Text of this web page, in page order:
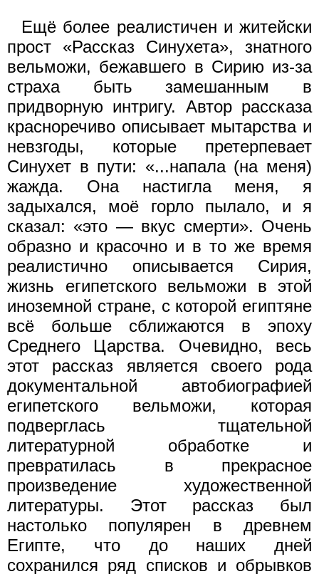
Ещё более реалистичен и житейски
прост «Рассказ Синухета», знатного
вельможи, бежавшего в Сирию из-за
страха быть замешанным в
придворную интригу. Автор рассказа
красноречиво описывает мытарства и
невзгоды, которые претерпевает
Синухет в пути: «...напала (на меня)
жажда. Она настигла меня, я
задыхался, моё горло пылало, и я
сказал: «это — вкус смерти». Очень
образно и красочно и в то же время
реалистично описывается Сирия,
жизнь египетского вельможи в этой
иноземной стране, с которой египтяне
всё больше сближаются в эпоху
Среднего Царства. Очевидно, весь
этот рассказ является своего рода
документальной автобиографией
египетского вельможи, которая
подверглась тщательной
литературной обработке и
превратилась в прекрасное
произведение художественной
литературы. Этот рассказ был
настолько популярен в древнем
Египте, что до наших дней
сохранился ряд списков и обрывков